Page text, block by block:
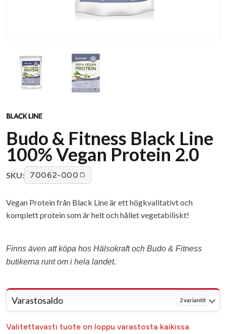
Budo & Fitness Black Line
100% Vegan Protein 2.0
SKU: 70062-000
Vegan Protein från Black Line är ett högkvalitativt och
komplett protein som är helt och hållet vegetabiliskt!
Finns även att köpa hos Hälsokraft och Budo & Fitness
butikerna runt om i hela landet.
Varastosaldo 2 variantit
Valitettavasti tuote on loppu varastosta kaikissa